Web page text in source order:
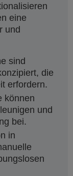
eine
und
sind
die
erfordern.
können
und
bei.
in